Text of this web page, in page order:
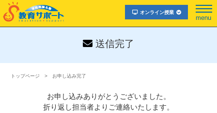
オンライン授業
menu
送信完了
トップページ お申し込み完了
お申し込みありがとうございました。
折り返し担当者よりご連絡いたします。